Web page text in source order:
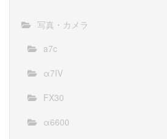
写真・カメラ
a7c
α7IV
FX30
α6600